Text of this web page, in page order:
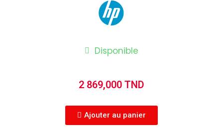
Disponible
2 869,000 TND
Ajouter au panier